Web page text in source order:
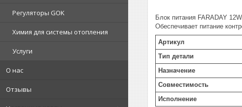
Регуляторы GOK
Химия для системы отопления
Услуги
О нас
Отзывы
Блок питания FARADAY
Обеспечивает питание
Артикул
Тип детали
Назначение
Совместимость
Исполнение